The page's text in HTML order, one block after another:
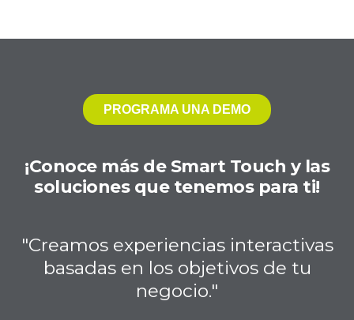
¡Conoce más de Smart Touch y las
soluciones que tenemos para ti!
"Creamos experiencias interactivas
basadas en los objetivos de tu
negocio."
PROGRAMA UNA DEMO